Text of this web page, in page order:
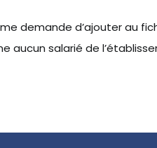
me demande d’ajouter au
aucun salarié de